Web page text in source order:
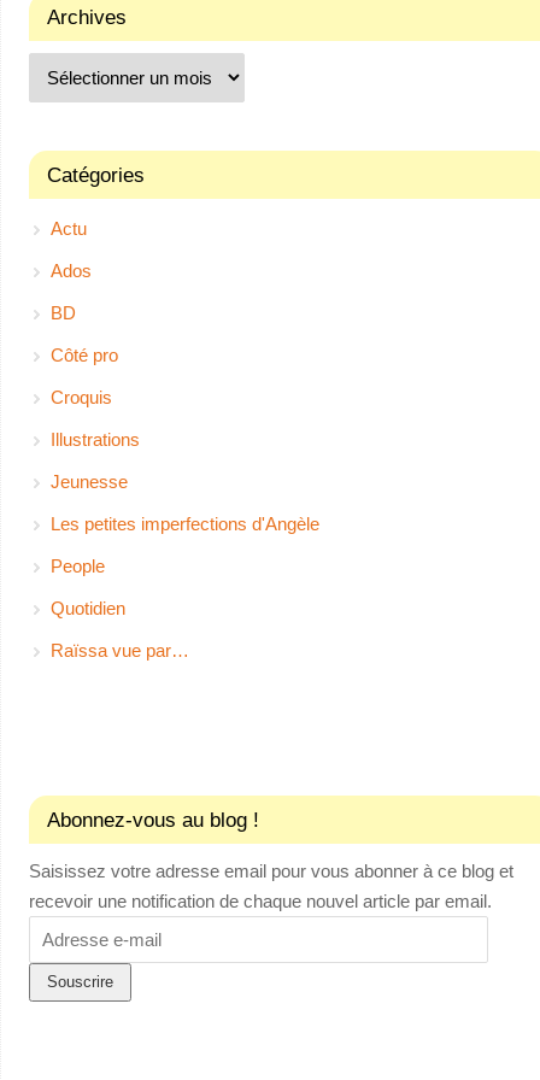
Archives
Catégories
Actu
Ados
BD
Côté pro
Croquis
Illustrations
Jeunesse
Les petites imperfections d'Angèle
People
Quotidien
Raïssa vue par…
Abonnez-vous au blog !
Saisissez votre adresse email pour vous abonner à ce blog et
recevoir une notification de chaque nouvel article par email.
Adresse
e-
mail